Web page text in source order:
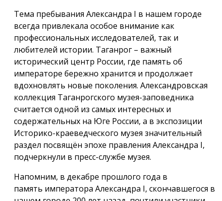
Тема пребывания Александра I в нашем городе
всегда привлекала особое внимание как
профессиональных исследователей, так и
любителей истории. Таганрог – важный
исторический центр России, где память об
императоре бережно хранится и продолжает
вдохновлять новые поколения. Александровская
коллекция Таганрогского музея-заповедника
считается одной из самых интересных и
содержательных на Юге России, а в экспозиции
Историко-краеведческого музея значительный
раздел посвящён эпохе правления Александра I,
подчеркнули в пресс-службе музея.
Напомним, в декабре прошлого года в
память императора Александра I, скончавшегося в